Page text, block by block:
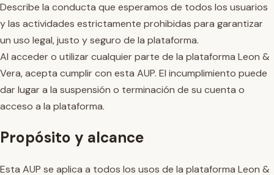
Describe la conducta que esperamos de todos los usuarios
y las actividades estrictamente prohibidas para garantizar
un uso legal, justo y seguro de la plataforma.
Al acceder o utilizar cualquier parte de la plataforma Leon &
Vera, acepta cumplir con esta AUP. El incumplimiento puede
dar lugar a la suspensión o terminación de su cuenta o
acceso a la plataforma.
Propósito y alcance
Esta AUP se aplica a todos los usos de la plataforma Leon &